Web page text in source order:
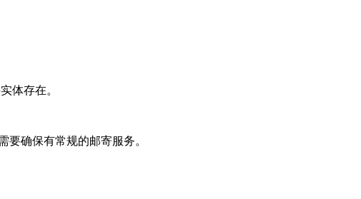
体存在。
确保有常规的邮寄服务。